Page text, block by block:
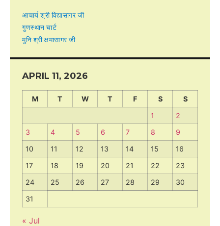
आचार्य श्री विद्यासागर जी
गुणस्थान चार्ट
मुनि श्री क्षमासागर जी
APRIL 11, 2026
M T W T F S
S
1
2
3
4 5 6 7 8
9
10
11 12 13 14 15
16
17
18 19 20 21 22
23
24
25 26 27 28 29
30
31
« Jul